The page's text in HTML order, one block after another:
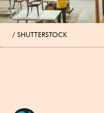
SHUTTERSTOCK